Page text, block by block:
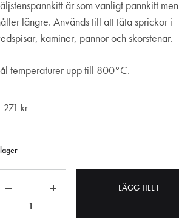
är som vanligt pannkitt men
längre. Används till att täta sprickor i
kaminer, pannor och skorstenar.
temperaturer upp till 800°C.
271 kr
LÄGG TILL I